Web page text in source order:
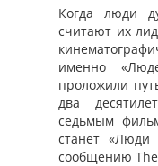
Когда люди
считают их
именно
проложили
два
седьмым
станет
сообщению